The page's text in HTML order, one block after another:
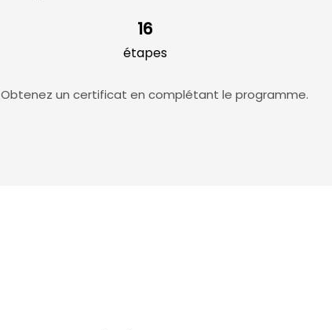
16
étapes
16 étapes
Obtenez un certificat en complétant le programme.